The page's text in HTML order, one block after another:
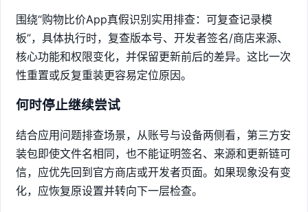
围绕“购物比价App真假识别实用排查：可复查记录模
板”，具体执行时，复查版本号、开发者签名/商店来源、
核心功能和权限变化，并保留更新前后的差异。这比一次
性重置或反复重装更容易定位原因。
何时停止继续尝试
结合应用问题排查场景，从账号与设备两侧看，第三方安
装包即使文件名相同，也不能证明签名、来源和更新链可
信，应优先回到官方商店或开发者页面。如果现象没有变
化，应恢复原设置并转向下一层检查。